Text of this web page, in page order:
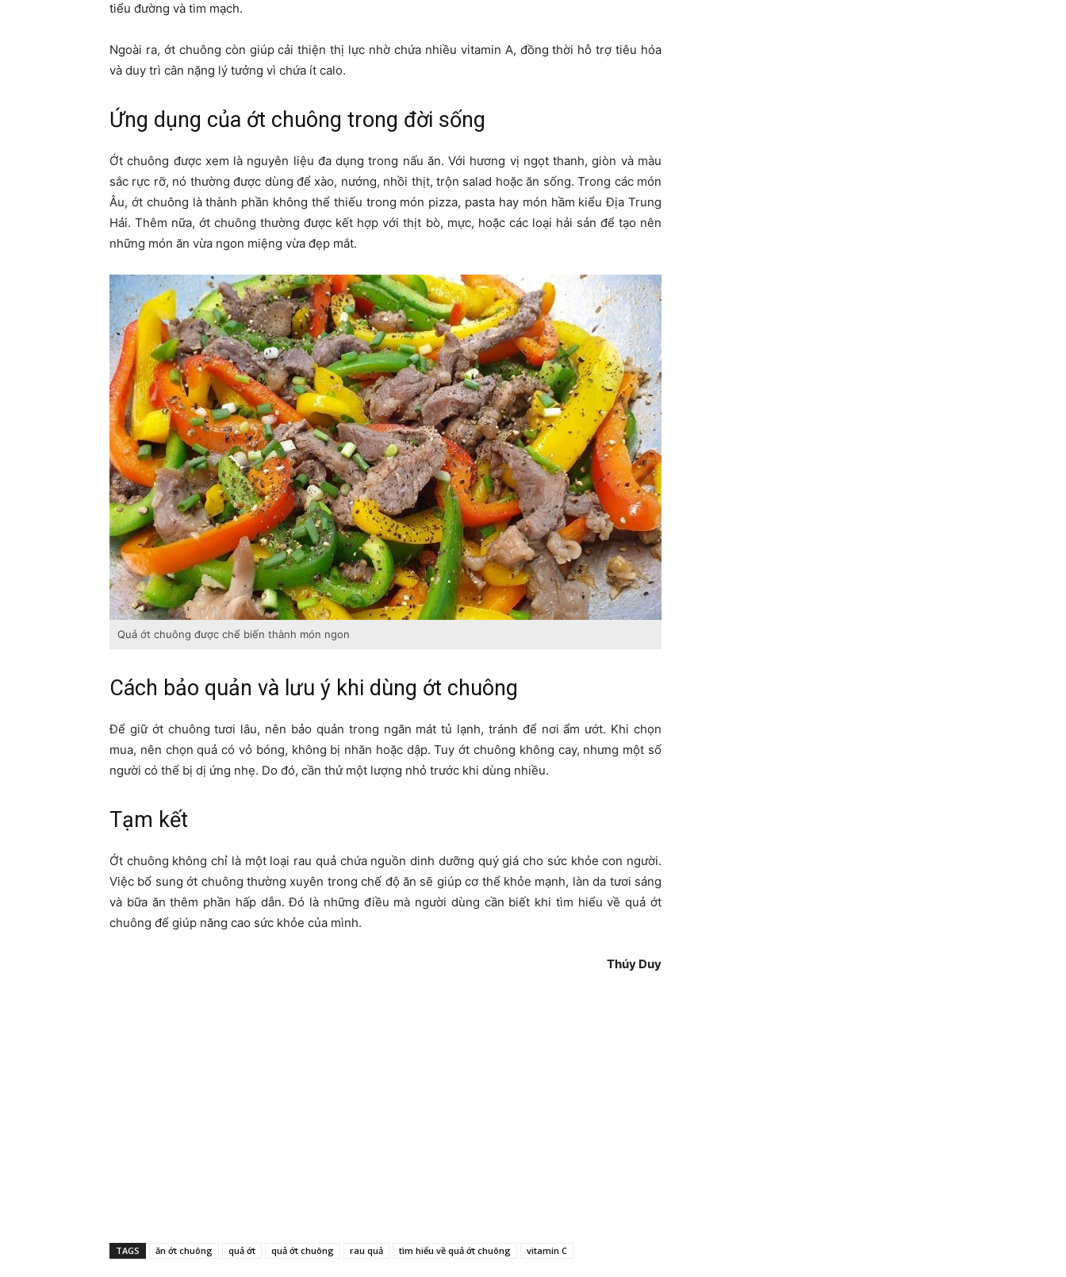
tiểu đường và tim mạch.
Ngoài ra, ớt chuông còn giúp cải thiện thị lực nhờ chứa nhiều vitamin A, đồng thời hỗ trợ tiêu hóa
và duy trì cân nặng lý tưởng vì chứa ít calo.
Ứng dụng của ớt chuông trong đời sống
Ớt chuông được xem là nguyên liệu đa dụng trong nấu ăn. Với hương vị ngọt thanh, giòn và màu
sắc rực rỡ, nó thường được dùng để xào, nướng, nhồi thịt, trộn salad hoặc ăn sống. Trong các món
Âu, ớt chuông là thành phần không thể thiếu trong món pizza, pasta hay món hầm kiểu Địa Trung
Hải. Thêm nữa, ớt chuông thường được kết hợp với thịt bò, mực, hoặc các loại hải sản để tạo nên
những món ăn vừa ngon miệng vừa đẹp mắt.
Quả ớt chuông được chế biến thành món ngon
Cách bảo quản và lưu ý khi dùng ớt chuông
Để giữ ớt chuông tươi lâu, nên bảo quản trong ngăn mát tủ lạnh, tránh để nơi ẩm ướt. Khi chọn
mua, nên chọn quả có vỏ bóng, không bị nhăn hoặc dập. Tuy ớt chuông không cay, nhưng một số
người có thể bị dị ứng nhẹ. Do đó, cần thử một lượng nhỏ trước khi dùng nhiều.
Tạm kết
Ớt chuông không chỉ là một loại rau quả chứa nguồn dinh dưỡng quý giá cho sức khỏe con người.
Việc bổ sung ớt chuông thường xuyên trong chế độ ăn sẽ giúp cơ thể khỏe mạnh, làn da tươi sáng
và bữa ăn thêm phần hấp dẫn. Đó là những điều mà người dùng cần biết khi tìm hiểu về quả ớt
chuông để giúp năng cao sức khỏe của mình.
Thúy Duy
TAGS ăn ớt chuông quả ớt quả ớt chuông rau quả tìm hiểu về quả ớt chuông vitamin C